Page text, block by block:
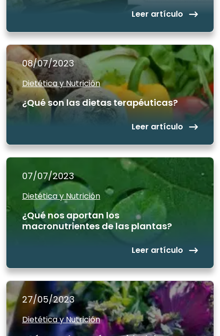
Leer artículo
08/07/2023
Dietética y Nutrición
Leer artículo
07/07/2023
Dietética y Nutrición
¿Qué nos aportan los
macronutrientes de las plantas?
Leer artículo
27/05/2023
Dietética y Nutrición